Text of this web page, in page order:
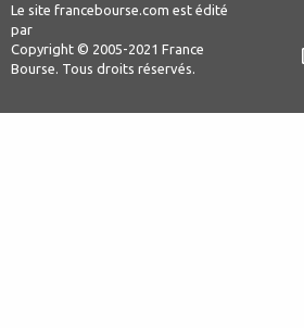
Le site francebourse.com est édité
par
Copyright © 2005-2021 France
Bourse. Tous droits réservés.